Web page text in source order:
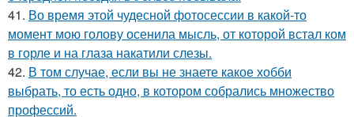
41. Во время этой чудесной фотосессии в какой-то
момент мою голову осенила мысль, от которой встал ком
в горле и на глаза накатили слезы.
42. В том случае, если вы не знаете какое хобби
выбрать, то есть одно, в котором собрались множество
профессий.